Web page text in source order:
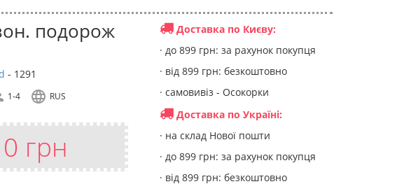
подорож
- 1291
1-4 RUS
0 грн
Доставка по Києву:
· до 899 грн: за рахунок покупця
· від 899 грн: безкоштовно
· самовивіз - Осокорки
Доставка по Україні:
· на склад Нової пошти
· до 899 грн: за рахунок покупця
· від 899 грн: безкоштовно